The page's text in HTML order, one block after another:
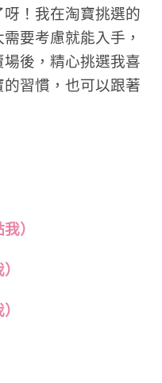
！ 我在淘寶挑選的
要考慮就能入手，
後，精心挑選我喜
習慣，也可以跟著
）